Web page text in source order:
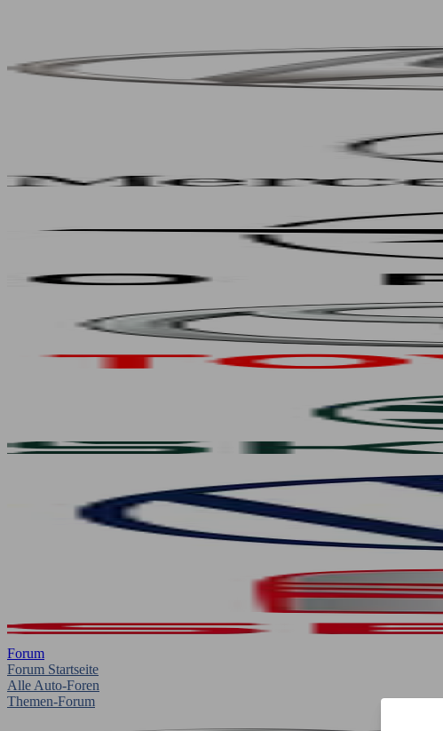
Forum
Forum Startseite
Alle Auto-Foren
Themen-Forum